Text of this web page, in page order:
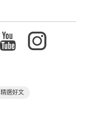
精選好文